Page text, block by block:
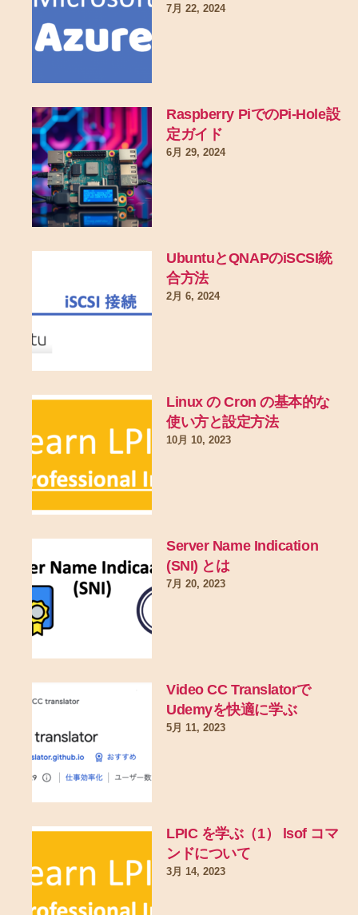
7月 22, 2024
Raspberry PiでのPi-Hole設
定ガイド
6月 29, 2024
UbuntuとQNAPのiSCSI統
合方法
2月 6, 2024
Linux の Cron の基本的な
使い方と設定方法
10月 10, 2023
Server Name Indication
(SNI) とは
7月 20, 2023
Video CC Translatorで
Udemyを快適に学ぶ
5月 11, 2023
LPIC を学ぶ（1） lsof コマ
ンドについて
3月 14, 2023